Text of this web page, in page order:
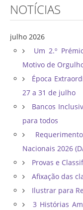
NOTÍCIAS
julho 2026
Um 2.º
Motivo de
Época
27 a 31 de julho
Bancos
para todos
Nacionais 2026
Provas e
Afixação das
Ilustrar para
3 Histórias